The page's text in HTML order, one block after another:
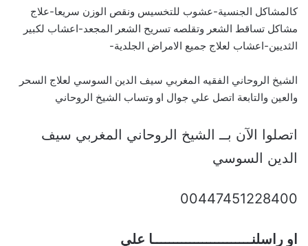
كالمشاكل الجنسية-عشوب للتخسيس ونقص الوزن سريعا-علاج
مشاكل تساقط الشعر وتقلصه تسريح الشعر المجعد-اعشاب لكبير
الثديين-اعشاب لعلاج جميع الامراض الجلدية-
الشيخ الروحاني الفقيه المغربي سيف الدين السوسي لعلاج السحر
والعين والتابعة اتصل علي جوال او وتساب الشيخ الروحاني
اتصلوا الآن بــ الشيخ الروحاني المغربي سيف
الدين السوسي
00447451228400
او راسلنــــــــــــــــــــــــا علي